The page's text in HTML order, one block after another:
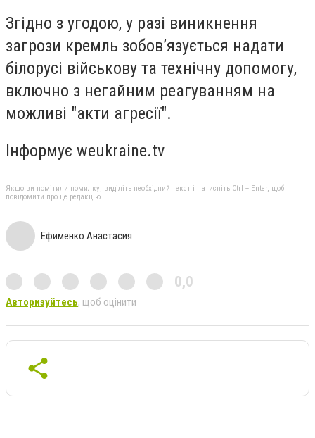
Згідно з угодою, у разі виникнення
загрози кремль зобов’язується надати
білорусі військову та технічну допомогу,
включно з негайним реагуванням на
можливі "акти агресії".
Інформує weukraine.tv
Якщо ви помітили помилку, виділіть необхідний текст і натисніть Ctrl + Enter, щоб
повідомити про це редакцію
Ефименко Анастасия
0,0
Авторизуйтесь, щоб оцінити